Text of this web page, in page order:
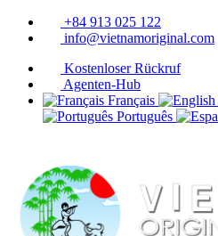
+84 913 025 122
info@vietnamoriginal.com
Kostenloser Rückruf
Agenten-Hub
Français
Português